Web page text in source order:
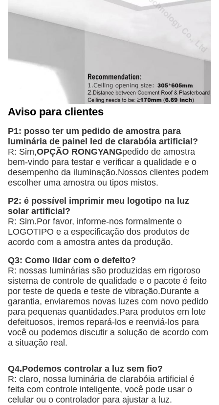
Aviso para clientes
P1: posso ter um pedido de amostra para
luminária de painel led de clarabóia artificial?
R: Sim,OPÇÃO RONGYANGpedido de amostra
bem-vindo para testar e verificar a qualidade e o
desempenho da iluminação.Nossos clientes podem
escolher uma amostra ou tipos mistos.
P2: é possível imprimir meu logotipo na luz
solar artificial?
R: Sim.Por favor, informe-nos formalmente o
LOGOTIPO e a especificação dos produtos de
acordo com a amostra antes da produção.
Q3: Como lidar com o defeito?
R: nossas luminárias são produzidas em rigoroso
sistema de controle de qualidade e o pacote é feito
por teste de queda e teste de vibração.Durante a
garantia, enviaremos novas luzes com novo pedido
para pequenas quantidades.Para produtos em lote
defeituosos, iremos repará-los e reenviá-los para
você ou podemos discutir a solução de acordo com
a situação real.
Q4.Podemos controlar a luz sem fio?
R: claro, nossa luminária de clarabóia artificial é
feita com controle inteligente, você pode usar o
celular ou o controlador para ajustar a luz.